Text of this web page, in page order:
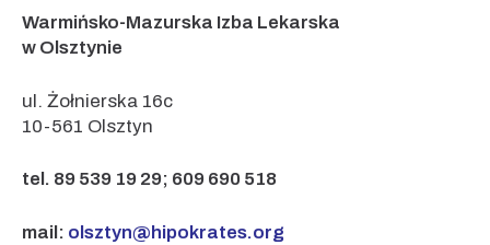
Warmińsko-Mazurska Izba Lekarska
w Olsztynie
ul. Żołnierska 16c
10-561 Olsztyn
tel. 89 539 19 29; 609 690 518
mail: olsztyn@hipokrates.org